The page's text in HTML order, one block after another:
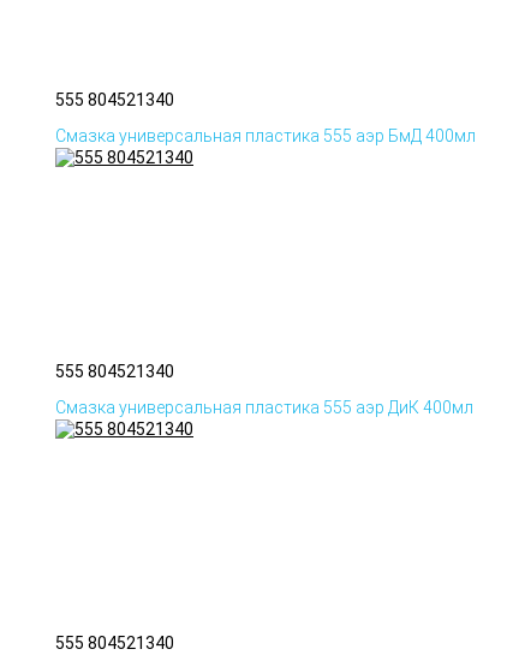
555 804521340
Смазка универсальная пластика 555 аэр БмД 400мл
555 804521340
Смазка универсальная пластика 555 аэр ДиК 400мл
555 804521340